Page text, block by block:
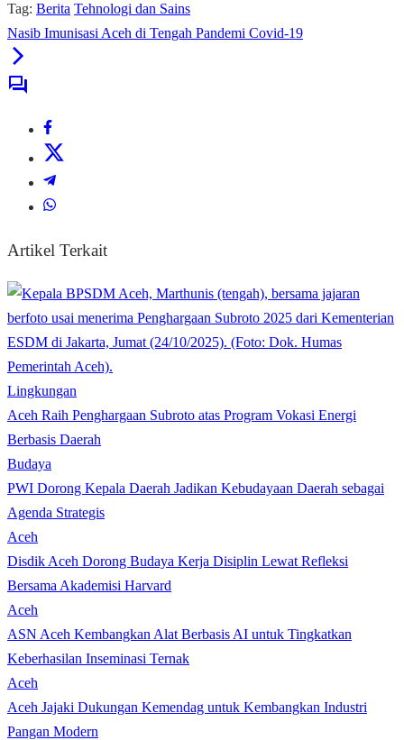
Tag: Berita Tehnologi dan Sains
Nasib Imunisasi Aceh di Tengah Pandemi Covid-19
Artikel Terkait
Lingkungan
Aceh Raih Penghargaan Subroto atas Program Vokasi Energi
Berbasis Daerah
Budaya
PWI Dorong Kepala Daerah Jadikan Kebudayaan Daerah sebagai
Agenda Strategis
Aceh
Disdik Aceh Dorong Budaya Kerja Disiplin Lewat Refleksi
Bersama Akademisi Harvard
Aceh
ASN Aceh Kembangkan Alat Berbasis AI untuk Tingkatkan
Keberhasilan Inseminasi Ternak
Aceh
Aceh Jajaki Dukungan Kemendag untuk Kembangkan Industri
Pangan Modern